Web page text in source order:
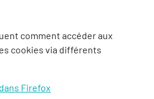
comment accéder aux
cookies via différents
Firefox